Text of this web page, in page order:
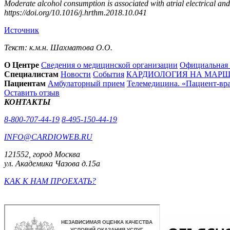
Moderate alcohol consumption is associated with atrial electrical
https://doi.org/10.1016/j.hrthm.2018.10.041
Источник
Текст: к.м.н. Шахматова О.О.
О Центре Сведения о медицинской организации
Специалистам Новости События КАРДИОЛОГИЯ НА
Пациентам Амбулаторный прием Телемедицина. «Пациент-
Оставить отзыв
КОНТАКТЫ
8-800-707-44-19 8-495-150-44-19
INFO@CARDIOWEB.RU
121552, город Москва
ул. Академика Чазова д.15а
КАК К НАМ ПРОЕХАТЬ?